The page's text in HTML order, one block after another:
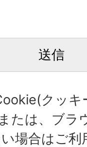
クッキ
たは、ブラ
場合はご利